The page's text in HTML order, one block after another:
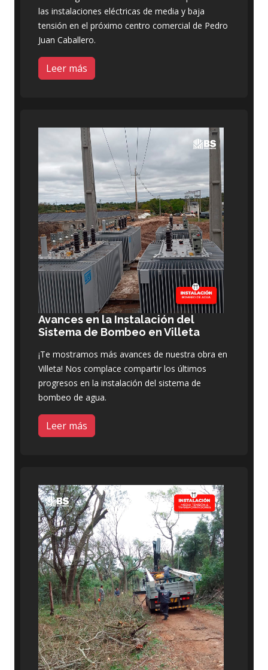
las instalaciones eléctricas de media y baja
tensión en el próximo centro comercial de Pedro
Juan Caballero.
Leer más
Avances en la Instalación del
Sistema de Bombeo en Villeta
¡Te mostramos más avances de nuestra obra en
Villeta! Nos complace compartir los últimos
progresos en la instalación del sistema de
bombeo de agua.
Leer más